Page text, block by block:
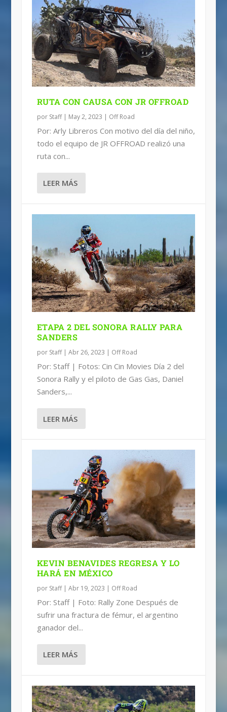
RUTA CON CAUSA CON JR OFFROAD
por Staff| May 2, 2023 | Off Road
Por: Arly Libreros Con motivo del día del niño,
todo el equipo de JR OFFROAD realizó una
ruta con...
LEER MÁS
ETAPA 2 DEL SONORA RALLY PARA
SANDERS
por Staff| Abr 26, 2023 | Off Road
Por: Staff | Fotos: Cin Cin Movies Día 2 del
Sonora Rally y el piloto de Gas Gas, Daniel
Sanders,...
LEER MÁS
KEVIN BENAVIDES REGRESA Y LO
HARÁ EN MÉXICO
por Staff| Abr 19, 2023 | Off Road
Por: Staff | Foto: Rally Zone Después de
sufrir una fractura de fémur, el argentino
ganador del...
LEER MÁS